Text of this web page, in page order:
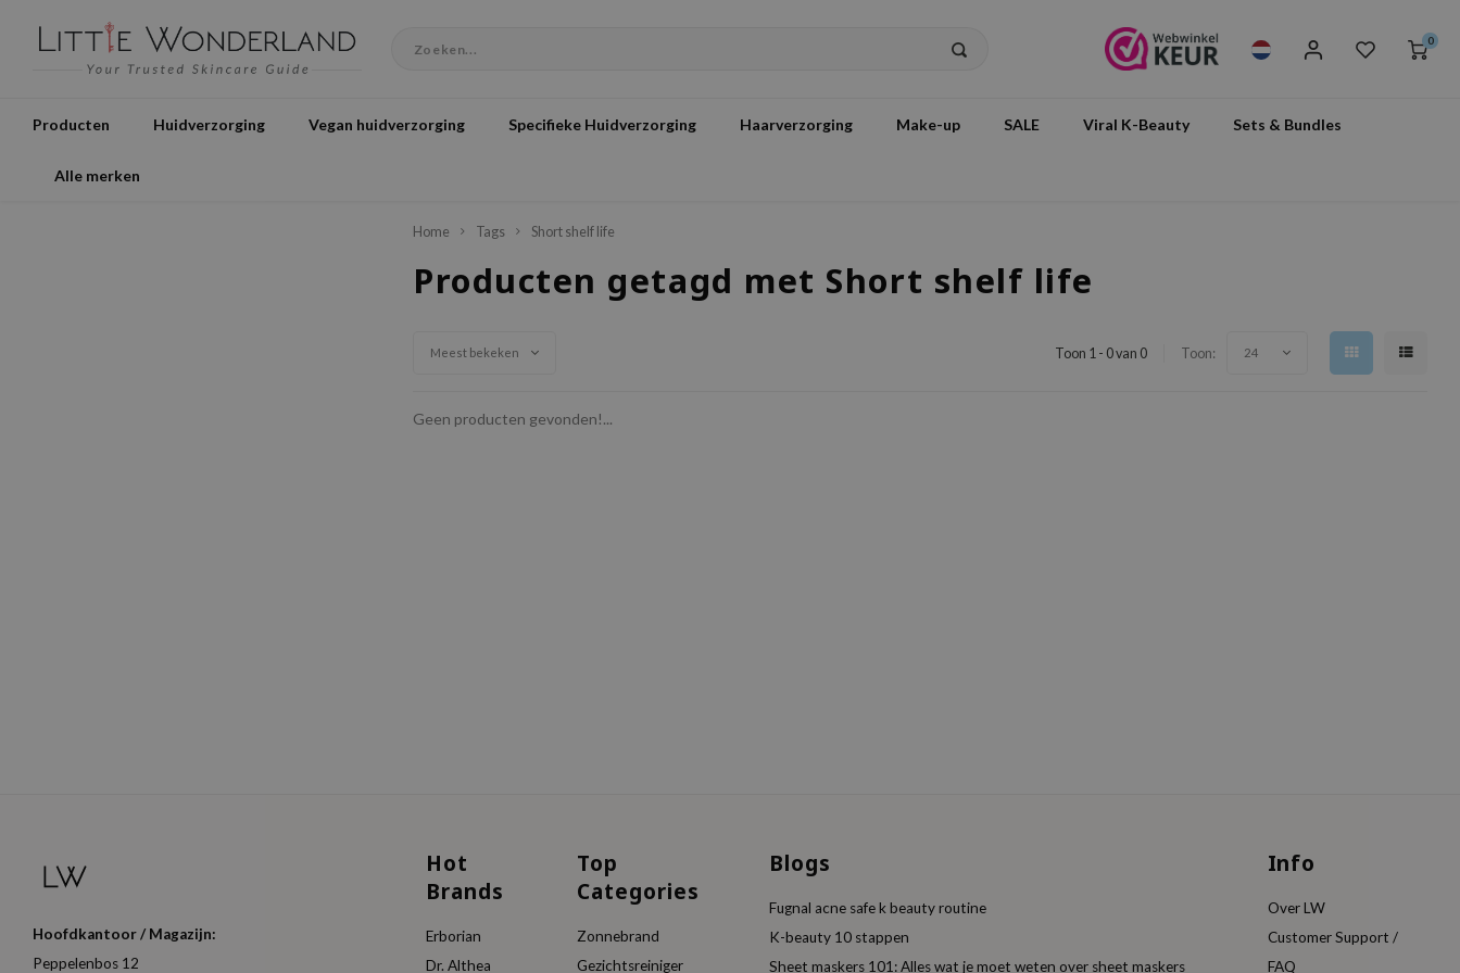
0
Producten Huidverzorging Vegan huidverzorging Specifieke Huidverzorging Haarverzorging Make-up SALE Viral K-Beauty Sets & Bundles
Alle merken
Home Tags Short shelf life
Producten getagd met Short shelf life
Meest bekeken Toon 1 - 0 van 0 Toon: 24
Geen producten gevonden!...
Hoofdkantoor / Magazijn:
Peppelenbos 12
Hot
Brands
Erborian
Dr. Althea
Top
Categories
Zonnebrand
Gezichtsreiniger
Blogs
Fugnal acne safe k beauty routine
K-beauty 10 stappen
Sheet maskers 101: Alles wat je moet weten over sheet maskers
Info
Over LW
Customer Support /
FAQ